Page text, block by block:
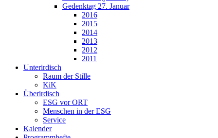
Gedenktag 27. Januar
2016
2015
2014
2013
2012
2011
Unterirdisch
Raum der Stille
KiK
Überirdisch
ESG vor ORT
Menschen in der ESG
Service
Kalender